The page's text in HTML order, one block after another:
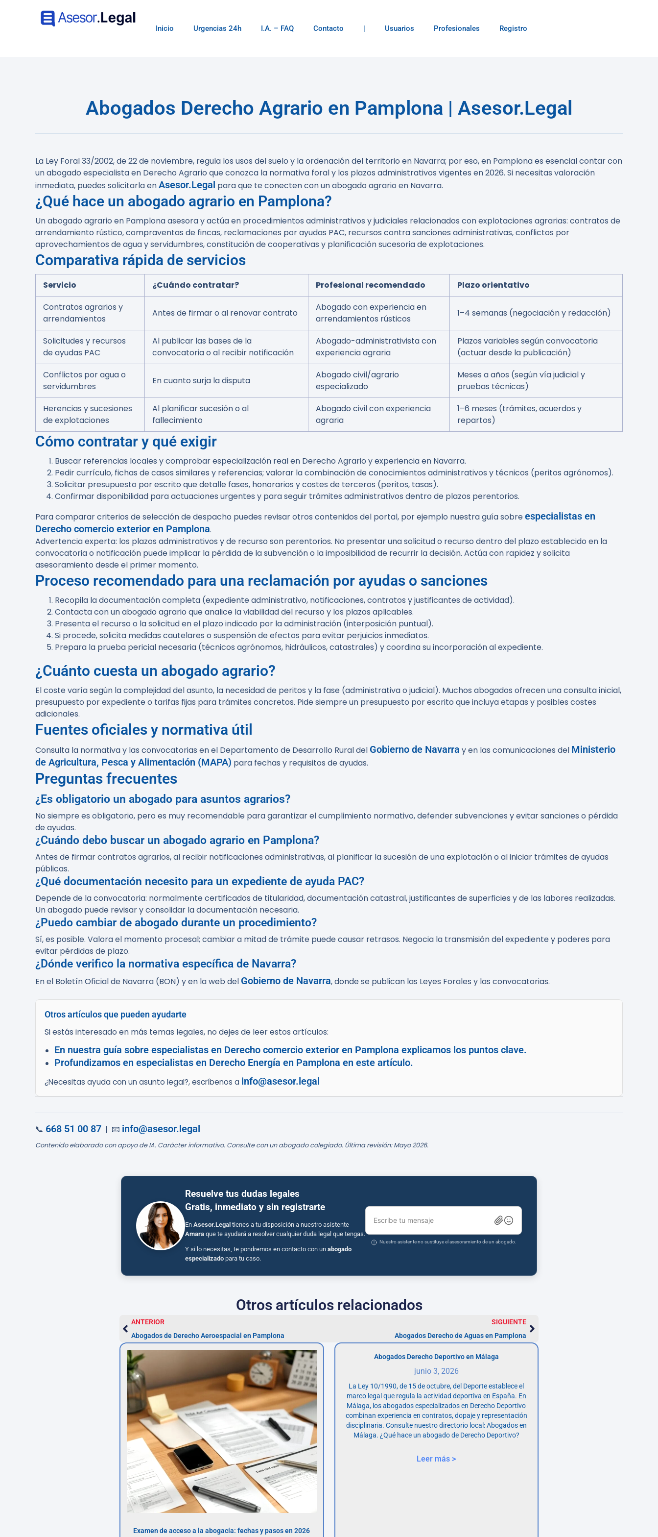
Inicio Urgencias 24h I.A. – FAQ Contacto | Usuarios Profesionales Registro
Abogados Derecho Agrario en Pamplona | Asesor.Legal
La Ley Foral 33/2002, de 22 de noviembre, regula los usos del suelo y la ordenación del territorio en Navarra; por eso, en Pamplona es esencial contar con
un abogado especialista en Derecho Agrario que conozca la normativa foral y los plazos administrativos vigentes en 2026. Si necesitas valoración
inmediata, puedes solicitarla enAsesor.Legal para que te conecten con un abogado agrario en Navarra.
¿Qué hace un abogado agrario en Pamplona?
Un abogado agrario en Pamplona asesora y actúa en procedimientos administrativos y judiciales relacionados con explotaciones agrarias: contratos de
arrendamiento rústico, compraventas de fincas, reclamaciones por ayudas PAC, recursos contra sanciones administrativas, conflictos por
aprovechamientos de agua y servidumbres, constitución de cooperativas y planificación sucesoria de explotaciones.
Comparativa rápida de servicios
Servicio ¿Cuándo contratar? Profesional recomendado
Plazo orientativo
Contratos agrarios y
arrendamientos
Antes de firmar o al renovar contrato
Abogado con experiencia en
arrendamientos rústicos
1–4 semanas (negociación y redacción)
Solicitudes y recursos
de ayudas PAC
Al publicar las bases de la
convocatoria o al recibir notificación
Abogado-administrativista con
experiencia agraria
Plazos variables según convocatoria
(actuar desde la publicación)
Conflictos por agua o
servidumbres
En cuanto surja la disputa
Abogado civil/agrario
especializado
Meses a años (según vía judicial y
pruebas técnicas)
Herencias y sucesiones
de explotaciones
Al planificar sucesión o al
fallecimiento
Abogado civil con experiencia
agraria
1–6 meses (trámites, acuerdos y
repartos)
Cómo contratar y qué exigir
Buscar referencias locales y comprobar especialización real en Derecho Agrario y experiencia en Navarra.
Pedir currículo, fichas de casos similares y referencias; valorar la combinación de conocimientos administrativos y técnicos (peritos agrónomos).
Solicitar presupuesto por escrito que detalle fases, honorarios y costes de terceros (peritos, tasas).
Confirmar disponibilidad para actuaciones urgentes y para seguir trámites administrativos dentro de plazos perentorios.
Para comparar criterios de selección de despacho puedes revisar otros contenidos del portal, por ejemplo nuestra guía sobreespecialistas en
Derecho comercio exterior en Pamplona.
Advertencia experta: los plazos administrativos y de recurso son perentorios. No presentar una solicitud o recurso dentro del plazo establecido en la
convocatoria o notificación puede implicar la pérdida de la subvención o la imposibilidad de recurrir la decisión. Actúa con rapidez y solicita
asesoramiento desde el primer momento.
Proceso recomendado para una reclamación por ayudas o sanciones
Recopila la documentación completa (expediente administrativo, notificaciones, contratos y justificantes de actividad).
Contacta con un abogado agrario que analice la viabilidad del recurso y los plazos aplicables.
Presenta el recurso o la solicitud en el plazo indicado por la administración (interposición puntual).
Si procede, solicita medidas cautelares o suspensión de efectos para evitar perjuicios inmediatos.
Prepara la prueba pericial necesaria (técnicos agrónomos, hidráulicos, catastrales) y coordina su incorporación al expediente.
¿Cuánto cuesta un abogado agrario?
El coste varía según la complejidad del asunto, la necesidad de peritos y la fase (administrativa o judicial). Muchos abogados ofrecen una consulta inicial,
presupuesto por expediente o tarifas fijas para trámites concretos. Pide siempre un presupuesto por escrito que incluya etapas y posibles costes
adicionales.
Fuentes oficiales y normativa útil
Consulta la normativa y las convocatorias en el Departamento de Desarrollo Rural del Gobierno de Navarra y en las comunicaciones del Ministerio
de Agricultura, Pesca y Alimentación (MAPA) para fechas y requisitos de ayudas.
Preguntas frecuentes
¿Es obligatorio un abogado para asuntos agrarios?
No siempre es obligatorio, pero es muy recomendable para garantizar el cumplimiento normativo, defender subvenciones y evitar sanciones o pérdida
de ayudas.
¿Cuándo debo buscar un abogado agrario en Pamplona?
Antes de firmar contratos agrarios, al recibir notificaciones administrativas, al planificar la sucesión de una explotación o al iniciar trámites de ayudas
públicas.
¿Qué documentación necesito para un expediente de ayuda PAC?
Depende de la convocatoria: normalmente certificados de titularidad, documentación catastral, justificantes de superficies y de las labores realizadas.
Un abogado puede revisar y consolidar la documentación necesaria.
¿Puedo cambiar de abogado durante un procedimiento?
Sí, es posible. Valora el momento procesal; cambiar a mitad de trámite puede causar retrasos. Negocia la transmisión del expediente y poderes para
evitar pérdidas de plazo.
¿Dónde verifico la normativa específica de Navarra?
En el Boletín Oficial de Navarra (BON) y en la web del Gobierno de Navarra, donde se publican las Leyes Forales y las convocatorias.
Otros artículos que pueden ayudarte
Si estás interesado en más temas legales, no dejes de leer estos artículos:
En nuestra guía sobre especialistas en Derecho comercio exterior en Pamplona explicamos los puntos clave.
Profundizamos en especialistas en Derecho Energía en Pamplona en este artículo.
¿Necesitas ayuda con un asunto legal?, escríbenos a info@asesor.legal
📞 668 51 00 87 | 📧 info@asesor.legal
Contenido elaborado con apoyo de IA. Carácter informativo. Consulte con un abogado colegiado. Última revisión: Mayo 2026.
Resuelve tus dudas legales
Gratis, inmediato y sin registrarte
En Asesor.Legal tienes a tu disposición a nuestro asistente
Amara que te ayudará a resolver cualquier duda legal que tengas.
Y si lo necesitas, te pondremos en contacto con un abogado
especializado para tu caso.
Escribe tu mensaje
Nuestro asistente no sustituye el asesoramiento de un abogado.
Otros artículos relacionados
ANTERIOR
Abogados de Derecho Aeroespacial en Pamplona
SIGUIENTE
Abogados Derecho de Aguas en Pamplona
Examen de acceso a la abogacía: fechas y pasos en 2026
Abogados Derecho Deportivo en Málaga
junio 3, 2026
La Ley 10/1990, de 15 de octubre, del Deporte establece el
marco legal que regula la actividad deportiva en España. En
Málaga, los abogados especializados en Derecho Deportivo
combinan experiencia en contratos, dopaje y representación
disciplinaria. Consulte nuestro directorio local: Abogados en
Málaga. ¿Qué hace un abogado de Derecho Deportivo?
Leer más >